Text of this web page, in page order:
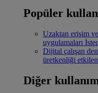
Popüler
Uzaktan erişim
uygulamaları
Dijital çalışan
üretkenliği
Diğer